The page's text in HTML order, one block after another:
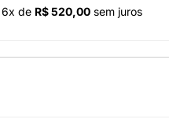
6x de R$ 520,00 sem juros